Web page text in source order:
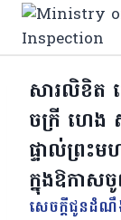
Skip
សារលិខិត
ចក្រី ហេង
ផ្ទាល់ព្រះម
ក្នុងឱកាស
សេចក្តីជូនដំ